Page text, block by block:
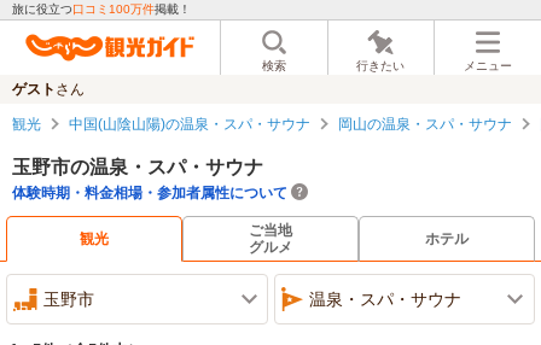
旅に役立つ口コミ100万件掲載！
検索 行きたい メニュー
ゲスト さん
観光 中国(山陰山陽)の温泉・スパ・サウナ 岡山の温泉・スパ・サウナ
玉野市の温泉・スパ・サウナ
体験時期・料金相場・参加者属性について
観光
ご当地
グルメ
ホテル
玉野市 温泉・スパ・サウナ